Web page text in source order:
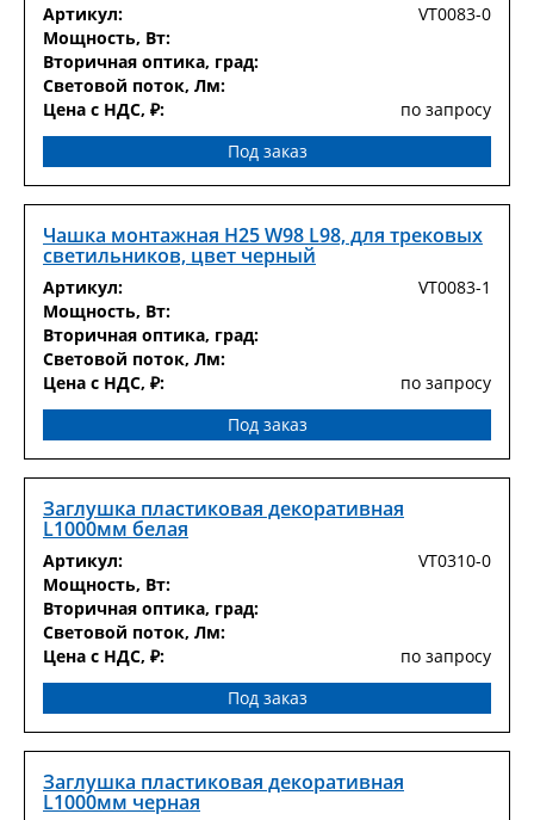
Артикул:
VT0083-0
Мощность, Вт:
Вторичная оптика, град:
Световой поток, Лм:
Цена с НДС, ₽:
по запросу
Под заказ
Чашка монтажная H25 W98 L98, для трековых
светильников, цвет черный
Артикул:
VT0083-1
Мощность, Вт:
Вторичная оптика, град:
Световой поток, Лм:
Цена с НДС, ₽:
по запросу
Под заказ
Заглушка пластиковая декоративная
L1000мм белая
Артикул:
VT0310-0
Мощность, Вт:
Вторичная оптика, град:
Световой поток, Лм:
Цена с НДС, ₽:
по запросу
Под заказ
Заглушка пластиковая декоративная
L1000мм черная